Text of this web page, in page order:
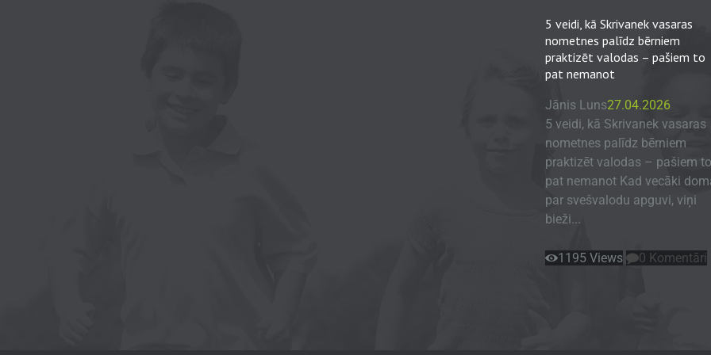
5 veidi, kā Skrivanek vasaras
nometnes palīdz bērniem
praktizēt valodas – pašiem to
pat nemanot
Jānis Luns27.04.2026
5 veidi, kā Skrivanek vasaras
nometnes palīdz bērniem
praktizēt valodas – pašiem to
pat nemanot Kad vecāki
par svešvalodu apguvi, viņi
bieži...
1195 Views 0 Komentāri